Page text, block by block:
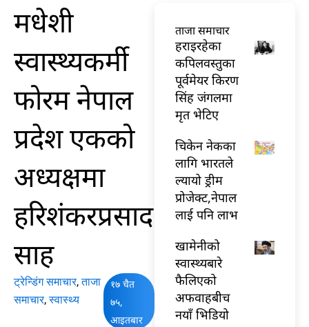
मधेशी
स्वास्थ्यकर्मी
फोरम नेपाल
प्रदेश एकको
अध्यक्षमा
हरिशंकरप्रसाद
साह
ट्रेन्डिंग समाचार,ताजा
समाचार,स्वास्थ्य
१७ चैत
७५,
आइतबार
ताजा समाचार
हराइरहेका
कपिलवस्तुका
पूर्वमेयर किरण
सिंह जंगलमा
मृत भेटिए
चिकेन नेकका
लागि भारतले
ल्यायो ड्रीम
प्रोजेक्ट,नेपाल
लाई पनि लाभ
खामेनीको
स्वास्थ्यबारे
फैलिएको
अफवाहबीच
नयाँ भिडियो